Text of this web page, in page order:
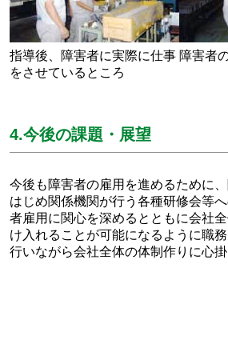
指導後、障害者に実際に仕事
をさせているところ
障害者
4.今後の課題・展望
今後も障害者の雇用を進めるために
はじめ関係機関が行う各種研修会等
者雇用に関心を深めるとともに会社
け入れることが可能になるように職
行いながら会社全体の体制作りに心掛